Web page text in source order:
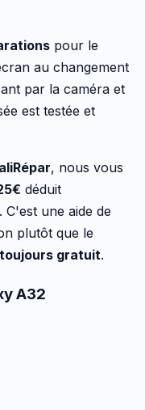
pour le
au changement
par la caméra et
est testée et
, nous vous
€ déduit
une aide de
plutôt que le
gratuit.
A32